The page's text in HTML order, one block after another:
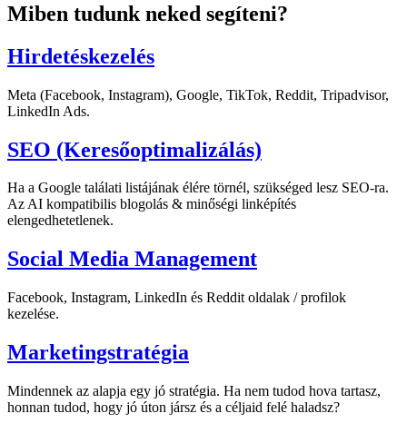
Miben tudunk neked segíteni?
Hirdetéskezelés
Meta (Facebook, Instagram), Google, TikTok, Reddit, Tripadvisor,
LinkedIn Ads.
SEO (Keresőoptimalizálás)
Ha a Google találati listájának élére törnél, szükséged lesz SEO-ra.
Az AI kompatibilis blogolás & minőségi linképítés
elengedhetetlenek.
Social Media Management
Facebook, Instagram, LinkedIn és Reddit oldalak / profilok
kezelése.
Marketingstratégia
Mindennek az alapja egy jó stratégia. Ha nem tudod hova tartasz,
honnan tudod, hogy jó úton jársz és a céljaid felé haladsz?